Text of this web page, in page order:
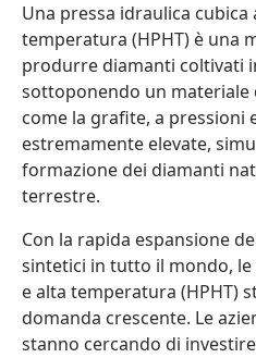
Una pressa idraulica
temperatura (HPHT) è una
produrre diamanti coltivati
sottoponendo un materiale
come la grafite, a pressioni
estremamente elevate,
formazione dei diamanti
terrestre.
Con la rapida espansione
sintetici in tutto il mondo,
e alta temperatura (HPHT)
domanda crescente. Le
stanno cercando di